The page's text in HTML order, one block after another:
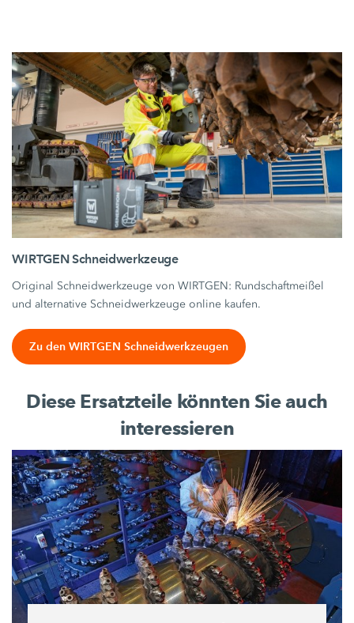
WIRTGEN Schneidwerkzeuge
Original Schneidwerkzeuge von WIRTGEN: Rundschaftmeißel
und alternative Schneidwerkzeuge online kaufen.
Zu den WIRTGEN Schneidwerkzeugen
Diese Ersatzteile könnten Sie auch
interessieren